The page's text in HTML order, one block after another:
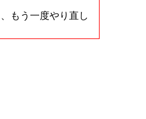
もう一度やり直し